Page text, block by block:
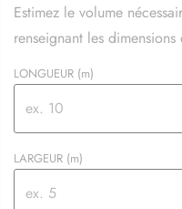
Estimez le volume
renseignant les
LONGUEUR (m)
LARGEUR (m)